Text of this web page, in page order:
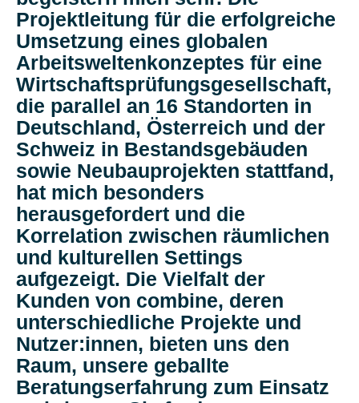
Projektleitung für die erfolgreiche
Umsetzung eines globalen
Arbeitsweltenkonzeptes für eine
Wirtschaftsprüfungsgesellschaft,
die parallel an 16 Standorten in
Deutschland, Österreich und der
Schweiz in Bestandsgebäuden
sowie Neubauprojekten stattfand,
hat mich besonders
herausgefordert und die
Korrelation zwischen räumlichen
und kulturellen Settings
aufgezeigt. Die Vielfalt der
Kunden von combine, deren
unterschiedliche Projekte und
Nutzer:innen, bieten uns den
Raum, unsere geballte
Beratungserfahrung zum Einsatz